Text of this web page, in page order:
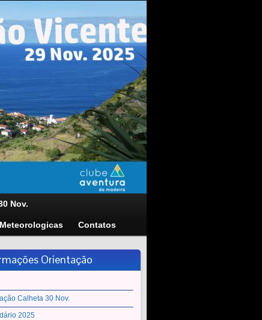
Nov.
Contatos
Orientação
Calheta 30 Nov.
2025